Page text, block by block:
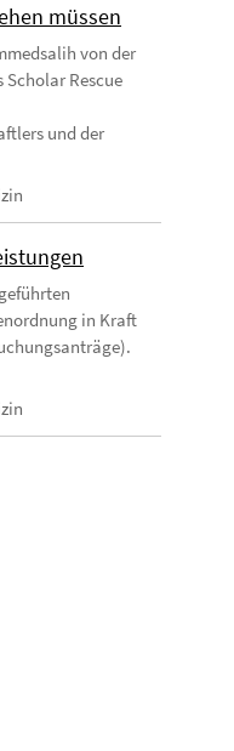
müssen
von der
Rescue
und der
in Kraft